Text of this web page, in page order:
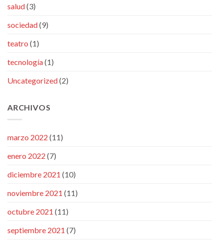
salud(3)
sociedad(9)
teatro (1)
tecnología(1)
Uncategorized(2)
ARCHIVOS
marzo 2022 (11)
enero 2022 (7)
diciembre 2021 (10)
noviembre 2021 (11)
octubre 2021 (11)
septiembre 2021 (7)